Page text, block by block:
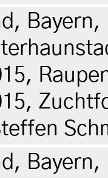
Bayern,
Bayern,